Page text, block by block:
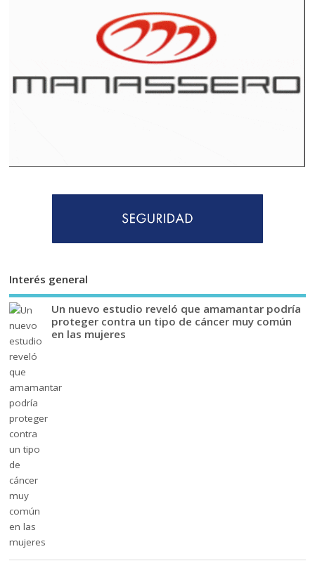
Interés general
Un nuevo estudio reveló que amamantar podría
proteger contra un tipo de cáncer muy común
en las mujeres